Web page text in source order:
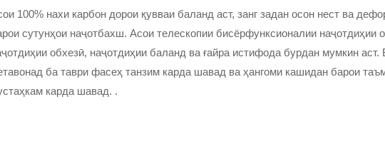
100% нахи карбон дорои қувваи баланд аст, занг задан осон нест ва
сутунҳои наҷотбахш. Асои телескопии бисёрфунксионалии наҷотдиҳии
обхезӣ, наҷотдиҳии баланд ва ғайра истифода бурдан мумкин
ба таври фасеҳ танзим карда шавад ва ҳангоми кашидан барои
карда шавад. .